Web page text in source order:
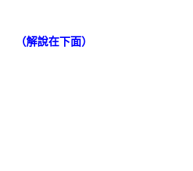
（解說在下面）